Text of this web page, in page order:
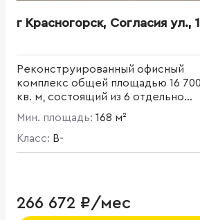
г Красногорск, Согласия ул.,
Реконструированный офисный
комплекс общей площадью 16 700
кв. м, состоящий из 6 отдельно
стоящих зданий. Открытая и
смешанная планировка этажей.
Мин. площадь: 168 м²
Класс: B-
266 672 ₽/мес